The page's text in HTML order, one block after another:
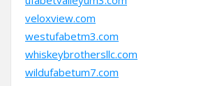
veloxview.com
westufabetm3.com
whiskeybrothersllc.com
wildufabetum7.com